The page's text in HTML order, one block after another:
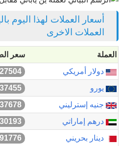
أسعار العملات لهذا اليوم
العملات الاخرى
العملة
سعر
دولار أمريكي
يورو
جنيه إسترليني
درهم إماراتي
دينار بحريني